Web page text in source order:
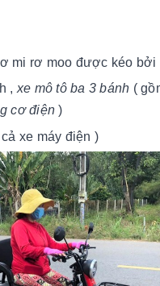
mi rơ moo được kéo bởi
, xe mô tô ba 3 bánh (
cơ điện )
xe máy điện )